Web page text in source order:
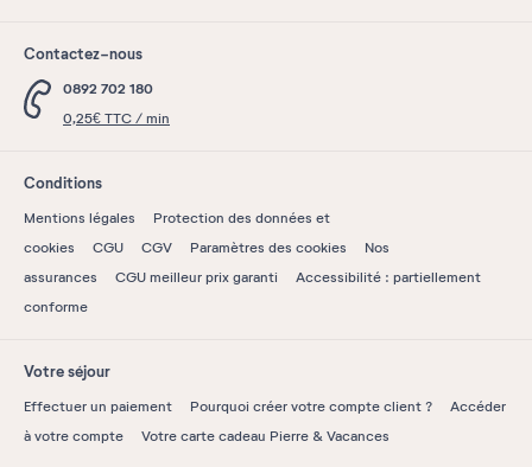
Contactez-nous
0892 702 180
0,25€ TTC / min
Conditions
Mentions légales
Protection des données et
cookies
CGU CGV Paramètres des cookies
Nos
assurances
CGU meilleur prix garanti
Accessibilité : partiellement
conforme
Votre séjour
Effectuer un paiement Pourquoi créer votre compte client ?
Accéder
à votre compte
Votre carte cadeau Pierre & Vacances